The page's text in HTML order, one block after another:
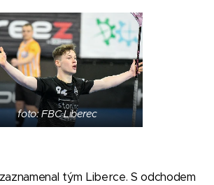
foto: FBC Liberec
tým Liberce. S odchodem